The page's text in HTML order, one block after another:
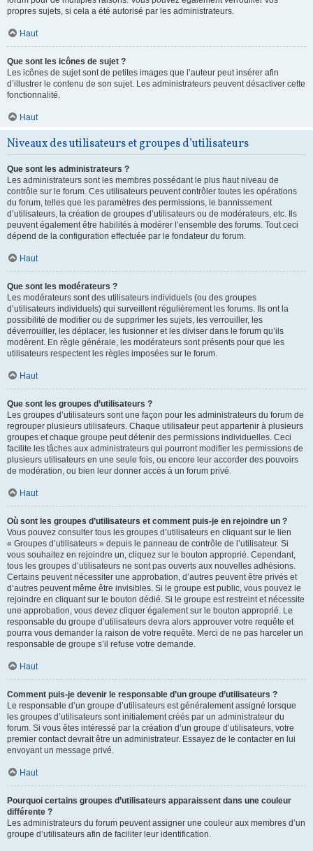
propres sujets, si cela a été autorisé par les administrateurs.
Haut
Que sont les icônes de sujet ?
Les icônes de sujet sont de petites images que l’auteur peut insérer afin
d’illustrer le contenu de son sujet. Les administrateurs peuvent désactiver cette
fonctionnalité.
Haut
Niveaux des utilisateurs et groupes d’utilisateurs
Que sont les administrateurs ?
Les administrateurs sont les membres possédant le plus haut niveau de
contrôle sur le forum. Ces utilisateurs peuvent contrôler toutes les opérations
du forum, telles que les paramètres des permissions, le bannissement
d’utilisateurs, la création de groupes d’utilisateurs ou de modérateurs, etc. Ils
peuvent également être habilités à modérer l’ensemble des forums. Tout ceci
dépend de la configuration effectuée par le fondateur du forum.
Haut
Que sont les modérateurs ?
Les modérateurs sont des utilisateurs individuels (ou des groupes
d’utilisateurs individuels) qui surveillent régulièrement les forums. Ils ont la
possibilité de modifier ou de supprimer les sujets, les verrouiller, les
déverrouiller, les déplacer, les fusionner et les diviser dans le forum qu’ils
modèrent. En règle générale, les modérateurs sont présents pour que les
utilisateurs respectent les règles imposées sur le forum.
Haut
Que sont les groupes d’utilisateurs ?
Les groupes d’utilisateurs sont une façon pour les administrateurs du forum de
regrouper plusieurs utilisateurs. Chaque utilisateur peut appartenir à plusieurs
groupes et chaque groupe peut détenir des permissions individuelles. Ceci
facilite les tâches aux administrateurs qui pourront modifier les permissions de
plusieurs utilisateurs en une seule fois, ou encore leur accorder des pouvoirs
de modération, ou bien leur donner accès à un forum privé.
Haut
Où sont les groupes d’utilisateurs et comment puis-je en rejoindre un ?
Vous pouvez consulter tous les groupes d’utilisateurs en cliquant sur le lien
« Groupes d’utilisateurs » depuis le panneau de contrôle de l’utilisateur. Si
vous souhaitez en rejoindre un, cliquez sur le bouton approprié. Cependant,
tous les groupes d’utilisateurs ne sont pas ouverts aux nouvelles adhésions.
Certains peuvent nécessiter une approbation, d’autres peuvent être privés et
d’autres peuvent même être invisibles. Si le groupe est public, vous pouvez le
rejoindre en cliquant sur le bouton dédié. Si le groupe est restreint et nécessite
une approbation, vous devez cliquer également sur le bouton approprié. Le
responsable du groupe d’utilisateurs devra alors approuver votre requête et
pourra vous demander la raison de votre requête. Merci de ne pas harceler un
responsable de groupe s’il refuse votre demande.
Haut
Comment puis-je devenir le responsable d’un groupe d’utilisateurs ?
Le responsable d’un groupe d’utilisateurs est généralement assigné lorsque
les groupes d’utilisateurs sont initialement créés par un administrateur du
forum. Si vous êtes intéressé par la création d’un groupe d’utilisateurs, votre
premier contact devrait être un administrateur. Essayez de le contacter en lui
envoyant un message privé.
Haut
Pourquoi certains groupes d’utilisateurs apparaissent dans une couleur
différente ?
Les administrateurs du forum peuvent assigner une couleur aux membres d’un
groupe d’utilisateurs afin de faciliter leur identification.